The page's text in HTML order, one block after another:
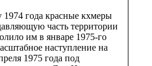
1974 года красные кхмеры
часть территории
им в январе 1975-го
наступление на
1975 года под